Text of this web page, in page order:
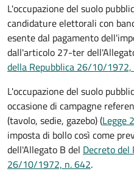
L'occupazione del suolo
candidature elettorali con
esente dal pagamento
dall'articolo 27-ter
della Repubblica 26/10/1972,
L'occupazione del suolo
occasione di campagne
(tavolo, sedie, gazebo) (Legge
imposta di bollo così come
dell'Allegato B del Decreto del
26/10/1972, n. 642.